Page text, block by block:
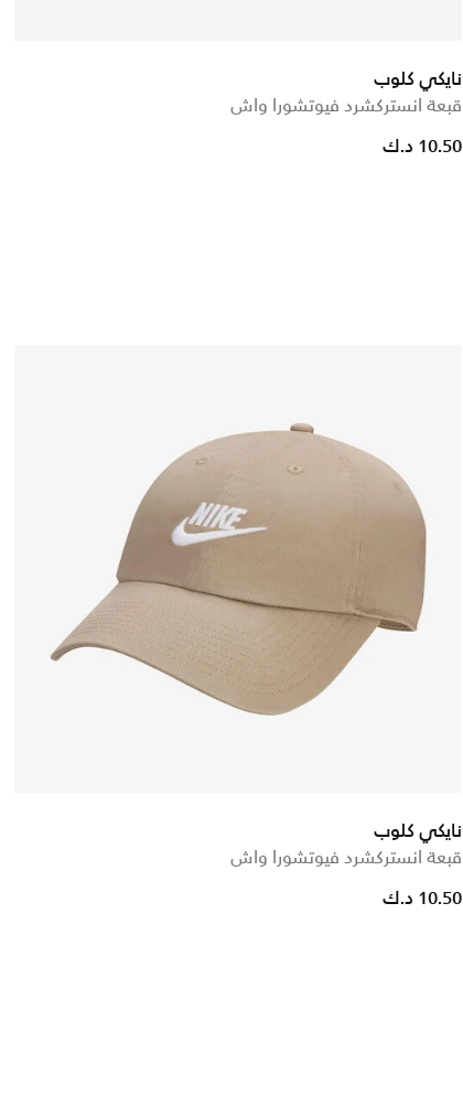
نايكي كلوب
قبعة انستركشرد فيوتشورا واش
10.50 د.ك
نايكي كلوب
قبعة انستركشرد فيوتشورا واش
10.50 د.ك